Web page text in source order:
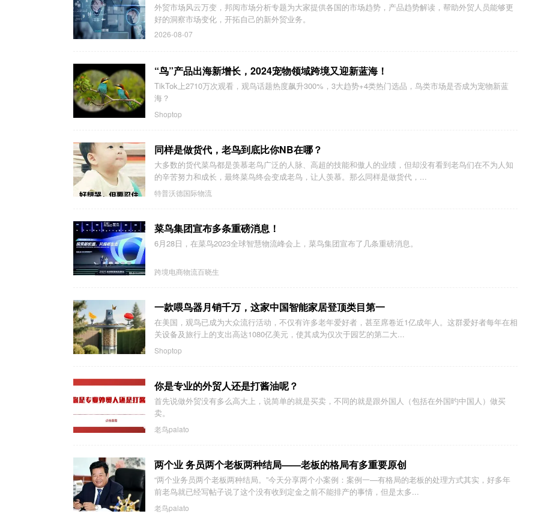
外贸市场风云万变，邦阅市场分析专题为大家提供各国的市场趋势，产品趋势解读，帮助外贸人员能够更
好的洞察市场变化，开拓自己的新外贸业务。
2026-08-07
“鸟”产品出海新增长，2024宠物领域跨境又迎新蓝海！
TikTok上2710万次观看，观鸟话题热度飙升300%，3大趋势+4类热门选品，鸟类市场是否成为宠物新蓝
海？
Shoptop
同样是做货代，老鸟到底比你NB在哪？
大多数的货代菜鸟都是羡慕老鸟广泛的人脉、高超的技能和傲人的业绩，但却没有看到老鸟们在不为人知
的辛苦努力和成长，最终菜鸟终会变成老鸟，让人羡慕。那么同样是做货代，...
特普沃德国际物流
菜鸟集团宣布多条重磅消息！
6月28日，在菜鸟2023全球智慧物流峰会上，菜鸟集团宣布了几条重磅消息。
跨境电商物流百晓生
一款喂鸟器月销千万，这家中国智能家居登顶类目第一
在美国，观鸟已成为大众流行活动，不仅有许多老年爱好者，甚至席卷近1亿成年人。这群爱好者每年在相
关设备及旅行上的支出高达1080亿美元，使其成为仅次于园艺的第二大...
Shoptop
你是专业的外贸人还是打酱油呢？
首先说做外贸没有多么高大上，说简单的就是买卖，不同的就是跟外国人（包括在外国旳中国人）做买
卖。
老鸟palato
两个业 务员两个老板两种结局——老板的格局有多重要原创
“两个业务员两个老板两种结局。”今天分享两个小案例：案例一—有格局的老板的处理方式其实，好多年
前老鸟就已经写帖子说了这个没有收到定金之前不能排产的事情，但是太多...
老鸟palato